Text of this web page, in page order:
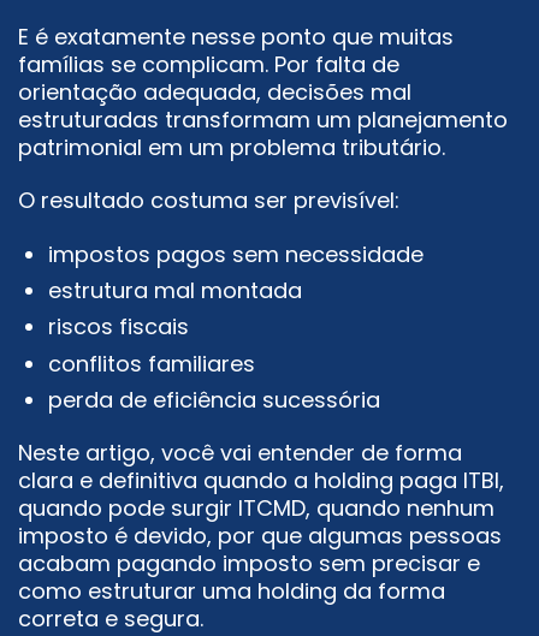
E é exatamente nesse ponto que muitas
famílias se complicam. Por falta de
orientação adequada, decisões mal
estruturadas transformam um planejamento
patrimonial em um problema tributário.
O resultado costuma ser previsível:
impostos pagos sem necessidade
estrutura mal montada
riscos fiscais
conflitos familiares
perda de eficiência sucessória
Neste artigo, você vai entender de forma
clara e definitiva quando a holding paga ITBI,
quando pode surgir ITCMD, quando nenhum
imposto é devido, por que algumas pessoas
acabam pagando imposto sem precisar e
como estruturar uma holding da forma
correta e segura.